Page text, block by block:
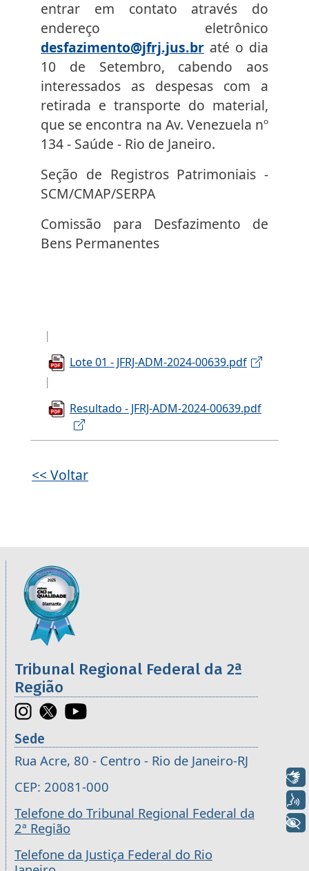
entrar em contato através do
endereço eletrônico
desfazimento@jfrj.jus.br até o dia
10 de Setembro, cabendo aos
interessados as despesas com a
retirada e transporte do material,
que se encontra na Av. Venezuela nº
134 - Saúde - Rio de Janeiro.
Seção de Registros Patrimoniais -
SCM/CMAP/SERPA
Comissão para Desfazimento de
Bens Permanentes
Lote 01 - JFRJ-ADM-2024-00639.pdf
Resultado - JFRJ-ADM-2024-00639.pdf
<< Voltar
Informações úteis sobre os órgãos da 2ª
Imagem
Tribunal Regional Federal da 2ª
Região
Sede
Rua Acre, 80 - Centro - Rio de Janeiro-RJ
CEP: 20081-000
Telefone do Tribunal Regional Federal da
2ª Região
Telefone da Justiça Federal do Rio
+ Acessibilidade